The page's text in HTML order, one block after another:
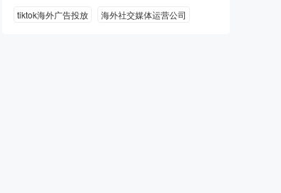
tiktok海外广告投放 海外社交媒体运营公司